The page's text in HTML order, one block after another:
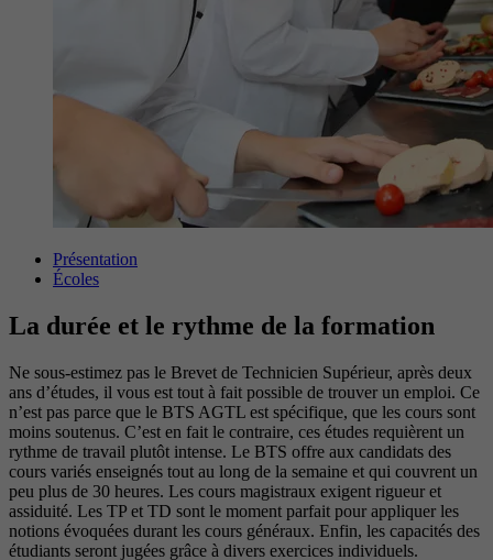
Présentation
Écoles
La durée et le rythme de la formation
Ne sous-estimez pas le Brevet de Technicien Supérieur, après deux
ans d’études, il vous est tout à fait possible de trouver un emploi. Ce
n’est pas parce que le BTS AGTL est spécifique, que les cours sont
moins soutenus. C’est en fait le contraire, ces études requièrent un
rythme de travail plutôt intense. Le BTS offre aux candidats des
cours variés enseignés tout au long de la semaine et qui couvrent un
peu plus de 30 heures. Les cours magistraux exigent rigueur et
assiduité. Les TP et TD sont le moment parfait pour appliquer les
notions évoquées durant les cours généraux. Enfin, les capacités des
étudiants seront jugées grâce à divers exercices individuels.